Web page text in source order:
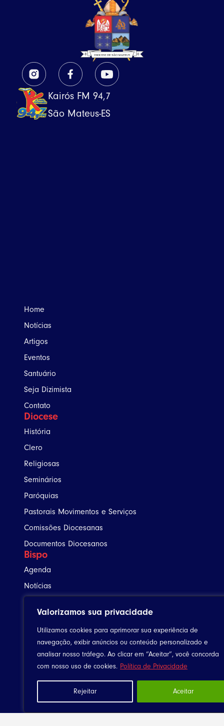
Valorizamos sua privacidade
Utilizamos cookies para aprimorar sua experiência de
navegação, exibir anúncios ou conteúdo personalizado e
analisar nosso tráfego. Ao clicar em “Aceitar”, você concorda
com nosso uso de cookies. Política de Privacidade
Rejeitar Aceitar
Kairós FM 94,7
São Mateus-ES
Home
Notícias
Artigos
Eventos
Santuário
Seja Dizimista
Contato
Diocese
História
Clero
Religiosas
Seminários
Paróquias
Pastorais Movimentos e Serviços
Comissões Diocesanas
Documentos Diocesanos
Bispo
Agenda
Notícias
Utilitários
Celebrando a Vida
Liturgia Diária
Downloads
Canta Meu Povo